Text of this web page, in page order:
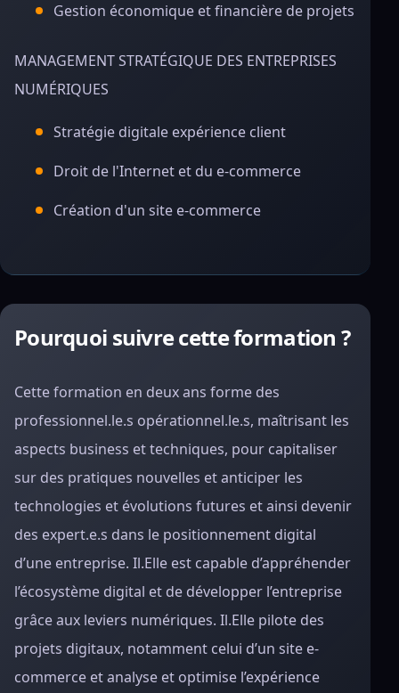
Gestion économique et financière de projets
MANAGEMENT STRATÉGIQUE DES ENTREPRISES
NUMÉRIQUES
Stratégie digitale expérience client
Droit de l'Internet et du e-commerce
Création d'un site e-commerce
Pourquoi suivre cette formation ?
Cette formation en deux ans forme des
professionnel.le.s opérationnel.le.s, maîtrisant les
aspects business et techniques, pour capitaliser
sur des pratiques nouvelles et anticiper les
technologies et évolutions futures et ainsi devenir
des expert.e.s dans le positionnement digital
d’une entreprise. Il.Elle est capable d’appréhender
l’écosystème digital et de développer l’entreprise
grâce aux leviers numériques. Il.Elle pilote des
projets digitaux, notamment celui d’un site e-
commerce et analyse et optimise l’expérience